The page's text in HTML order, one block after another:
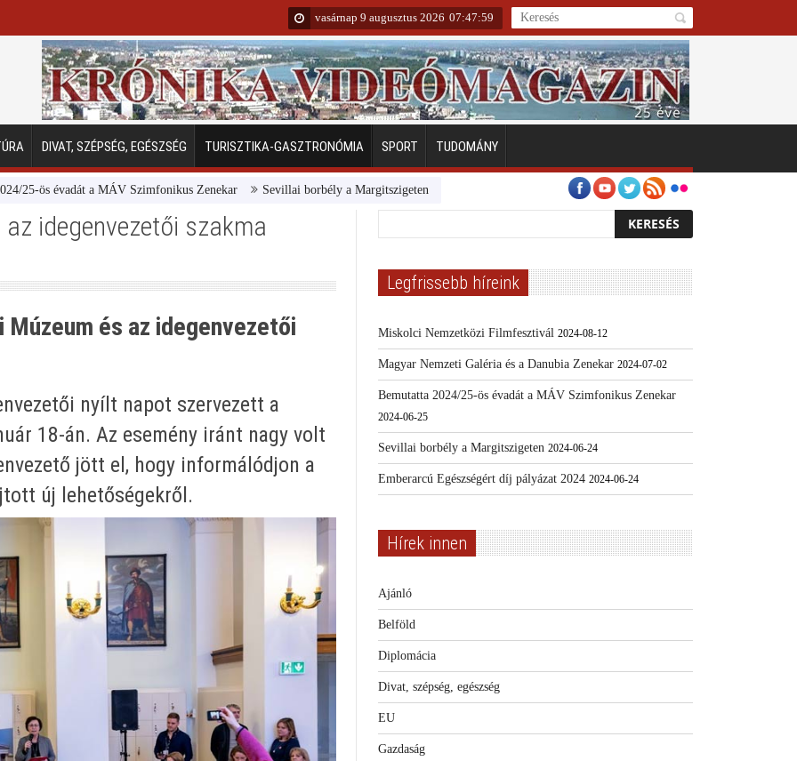
vasárnap 9 augusztus 2026 07:48:01
DIVAT, SZÉPSÉG, EGÉSZSÉG TURISZTIKA-GASZTRONÓMIA SPORT TUDOMÁNY
a MÁV Szimfonikus Zenekar Sevillai borbély a Margitszigeten Emberarcú Egészségért díj pályázat 2024 Kertész/Kópiák
idegenvezetői szakma
és az idegenvezetői
nyílt napot szervezett a
18-án. Az esemény iránt nagy volt
jött el, hogy informálódjon a
új lehetőségekről.
Legfrissebb híreink
Miskolci Nemzetközi Filmfesztivál 2024-08-12
Magyar Nemzeti Galéria és a Danubia Zenekar 2024-07-02
Bemutatta 2024/25-ös évadát a MÁV Szimfonikus Zenekar
2024-06-25
Sevillai borbély a Margitszigeten 2024-06-24
Emberarcú Egészségért díj pályázat 2024 2024-06-24
Hírek innen
Ajánló
Belföld
Diplomácia
Divat, szépség, egészség
EU
Gazdaság